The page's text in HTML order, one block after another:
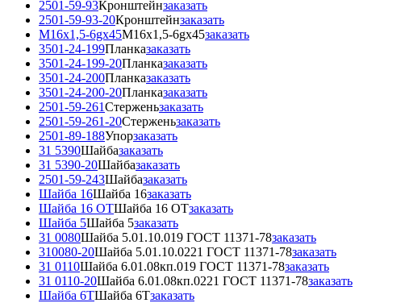
2501-59-93Кронштейнзаказать
2501-59-93-20Кронштейнзаказать
М16x1,5-6gx45М16x1,5-6gx45заказать
3501-24-199Планказаказать
3501-24-199-20Планказаказать
3501-24-200Планказаказать
3501-24-200-20Планказаказать
2501-59-261Стерженьзаказать
2501-59-261-20Стерженьзаказать
2501-89-188Упорзаказать
31 5390Шайбазаказать
31 5390-20Шайбазаказать
2501-59-243Шайбазаказать
Шайба 16Шайба 16заказать
Шайба 16 ОТШайба 16 ОТзаказать
Шайба 5Шайба 5заказать
31 0080Шайба 5.01.10.019 ГОСТ 11371-78заказать
310080-20Шайба 5.01.10.0221 ГОСТ 11371-78заказать
31 0110Шайба 6.01.08кп.019 ГОСТ 11371-78заказать
31 0110-20Шайба 6.01.08кп.0221 ГОСТ 11371-78заказать
Шайба 6ТШайба 6Тзаказать